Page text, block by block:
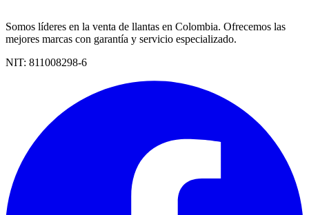
Somos líderes en la venta de llantas en Colombia. Ofrecemos las
mejores marcas con garantía y servicio especializado.
NIT: 811008298-6